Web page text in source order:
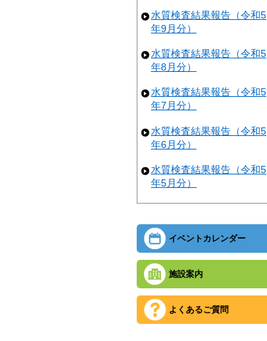
水質検査結果報告（令和5
年9月分）
水質検査結果報告（令和5
年8月分）
水質検査結果報告（令和5
年7月分）
水質検査結果報告（令和5
年6月分）
水質検査結果報告（令和5
年5月分）
イベントカレンダー
施設案内
よくあるご質問